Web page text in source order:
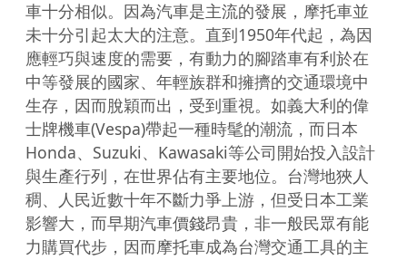
車十分相似。因為汽車是主流的發展，摩托車並
未十分引起太大的注意。直到1950年代起，為因
應輕巧與速度的需要，有動力的腳踏車有利於在
中等發展的國家、年輕族群和擁擠的交通環境中
生存，因而脫穎而出，受到重視。如義大利的偉
士牌機車(Vespa)帶起一種時髦的潮流，而日本
Honda、Suzuki、Kawasaki等公司開始投入設計
與生產行列，在世界佔有主要地位。台灣地狹人
稠、人民近數十年不斷力爭上游，但受日本工業
影響大，而早期汽車價錢昂貴，非一般民眾有能
力購買代步，因而摩托車成為台灣交通工具的主